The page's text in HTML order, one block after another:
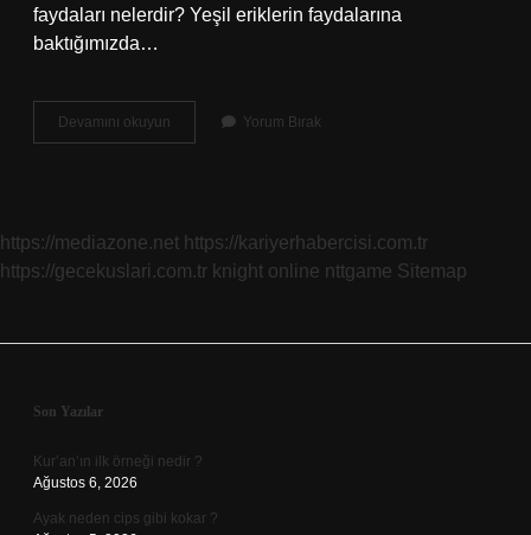
faydaları nelerdir? Yeşil eriklerin faydalarına
baktığımızda…
Devamını okuyun
Eriği
Yorum Bırak
https://mediazone.net https://kariyerhabercisi.com.tr
https://gecekuslari.com.tr knight online nttgame Sitemap
Sidebar
Son Yazılar
Kur’an’ın ilk örneği nedir ?
Ağustos 6, 2026
Ayak neden cips gibi kokar ?